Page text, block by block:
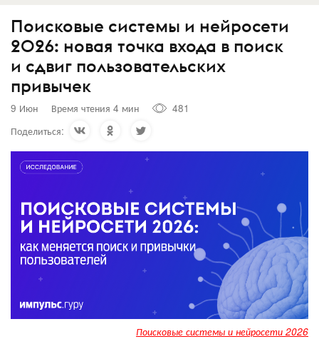
Поисковые системы и нейросети
2026: новая точка входа в поиск
и сдвиг пользовательских
привычек
9 Июн Время чтения 4 мин
481
Поделиться:
Поисковые системы и нейросети 2026